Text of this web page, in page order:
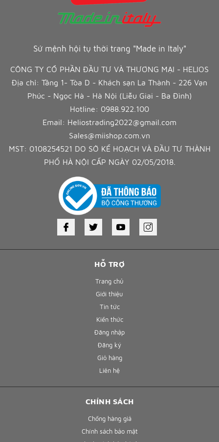
HỖ TRỢ
Trang chủ
Giới thiệu
Tin tức
Kiến thức
Đăng nhập
Đăng ký
Giỏ hàng
Liên hệ
Sứ mệnh hội tụ thời trang "Made in Italy"
CÔNG TY CỔ PHẦN ĐẦU TƯ VÀ THƯƠNG MẠI - HELIOS
Địa chỉ: Tầng 1- Tòa D - Khách sạn La Thành - 226 Vạn
Phúc - Ngọc Hà - Hà Nội (Liễu Giai - Ba Đình)
Hotline: 0988.922.100
Email: Heliostrading2022@gmail.com
Sales@miishop.com.vn
MST: 0108254521 DO SỞ KẾ HOẠCH VÀ ĐẦU TƯ THÀNH
PHỐ HÀ NỘI CẤP NGÀY 02/05/2018.
CHÍNH SÁCH
Chống hàng giả
Chính sách bảo mật